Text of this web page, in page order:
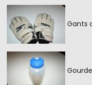
Gants